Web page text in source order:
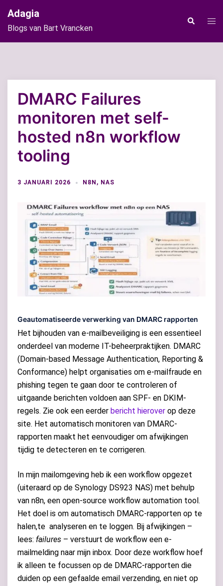
naar
de
inhoud
Adagia
Blogs van Bart Vrancken
Zoeken
DMARC Failures
monitoren met self-
hosted n8n workflow
tooling
3 JANUARI 2026 N8N , NAS
Geautomatiseerde verwerking van DMARC rapporten
Het bijhouden van e-mailbeveiliging is een essentieel
onderdeel van moderne IT-beheerpraktijken. DMARC
(Domain-based Message Authentication, Reporting &
Conformance) helpt organisaties om e-mailfraude en
phishing tegen te gaan door te controleren of
uitgaande berichten voldoen aan SPF- en DKIM-
regels. Zie ook een eerder bericht hierover op deze
site. Het automatisch monitoren van DMARC-
rapporten maakt het eenvoudiger om afwijkingen
tijdig te detecteren en te corrigeren.
In mijn mailomgeving heb ik een workflow opgezet
(uiteraard op de Synology DS923 NAS) met behulp
van n8n, een open-source workflow automation tool.
Het doel is om automatisch DMARC-rapporten op te
halen,te analyseren en te loggen. Bij afwijkingen –
lees: failures – verstuurt de workflow een e-
mailmelding naar mijn inbox. Door deze workflow hoef
ik alleen te focussen op de DMARC-rapporten die
duiden op een gefaalde email verzending, en niet op